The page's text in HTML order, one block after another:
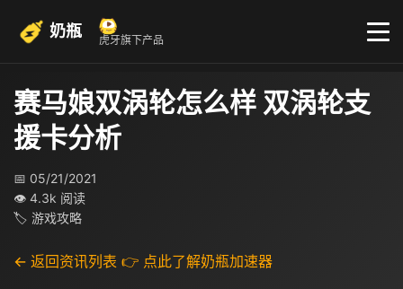
奶瓶 虎牙旗下产品
赛马娘双涡轮怎么样 双涡轮支
援卡分析
📅 05/21/2021
👁 4.3k 阅读
🏷 游戏攻略
← 返回资讯列表 👉 点此了解奶瓶加速器